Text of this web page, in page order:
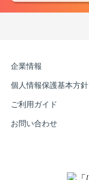
企業情報
個人情報保護基本方針
ご利用ガイド
お問い合わせ